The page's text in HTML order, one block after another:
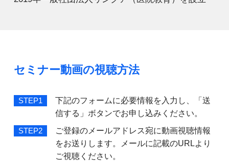
セミナー動画の視聴方法
STEP1
下記のフォームに必要情報を入力し、「送
信する」ボタンでお申し込みください。
STEP2
ご登録のメールアドレス宛に動画視聴情報
をお送りします。メールに記載のURLより
ご視聴ください。